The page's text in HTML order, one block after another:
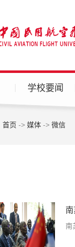
学校要闻
首页 -> 媒体 -> 微信
南